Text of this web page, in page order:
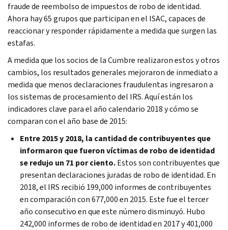
fraude de reembolso de impuestos de robo de identidad.
Ahora hay 65 grupos que participan en el ISAC, capaces de
reaccionar y responder rápidamente a medida que surgen las
estafas.
A medida que los socios de la Cumbre realizaron estos y otros
cambios, los resultados generales mejoraron de inmediato a
medida que menos declaraciones fraudulentas ingresaron a
los sistemas de procesamiento del IRS. Aquí están los
indicadores clave para el año calendario 2018 y cómo se
comparan con el año base de 2015:
Entre 2015 y 2018, la cantidad de contribuyentes que
informaron que fueron víctimas de robo de identidad
se redujo un 71 por ciento.Estos son contribuyentes que
presentan declaraciones juradas de robo de identidad. En
2018, el IRS recibió 199,000 informes de contribuyentes
en comparación con 677,000 en 2015. Este fue el tercer
año consecutivo en que este número disminuyó. Hubo
242,000 informes de robo de identidad en 2017 y 401,000